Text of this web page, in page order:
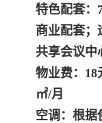
特色配套：
商业配套；
共享会议中
物业费：18
㎡/月
空调：根据